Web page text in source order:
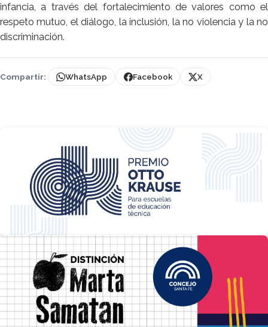
infancia, a través del fortalecimiento de valores como el
respeto mutuo, el diálogo, la inclusión, la no violencia y la no
discriminación.
Compartir: WhatsApp Facebook X